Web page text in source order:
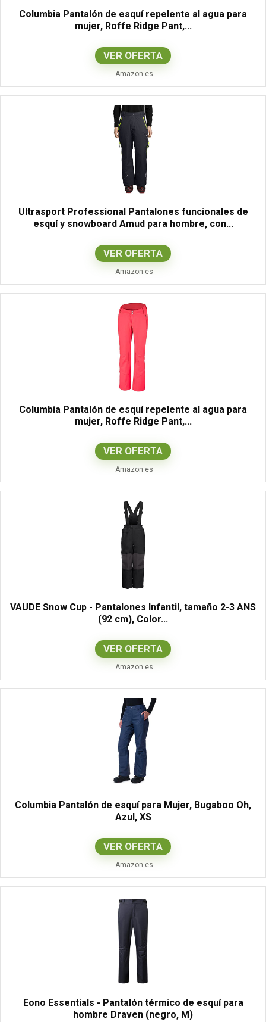
Columbia Pantalón de esquí repelente al agua para
mujer, Roffe Ridge Pant,...
VER OFERTA
Amazon.es
Ultrasport Professional Pantalones funcionales de
esquí y snowboard Amud para hombre, con...
VER OFERTA
Amazon.es
Columbia Pantalón de esquí repelente al agua para
mujer, Roffe Ridge Pant,...
VER OFERTA
Amazon.es
VAUDE Snow Cup - Pantalones Infantil, tamaño 2-3 ANS
(92 cm), Color...
VER OFERTA
Amazon.es
Columbia Pantalón de esquí para Mujer, Bugaboo Oh,
Azul, XS
VER OFERTA
Amazon.es
Eono Essentials - Pantalón térmico de esquí para
hombre Draven (negro, M)